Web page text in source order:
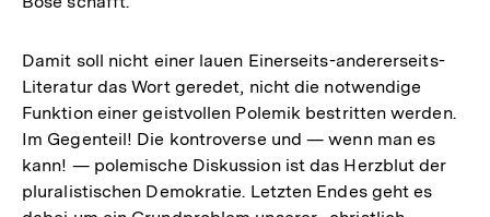
Damit soll nicht einer lauen Einerseits-andererseits-
Literatur das Wort geredet, nicht die notwendige
Funktion einer geistvollen Polemik bestritten werden.
Im Gegenteil! Die kontroverse und — wenn man es
kann! — polemische Diskussion ist das Herzblut der
pluralistischen Demokratie. Letzten Endes geht es